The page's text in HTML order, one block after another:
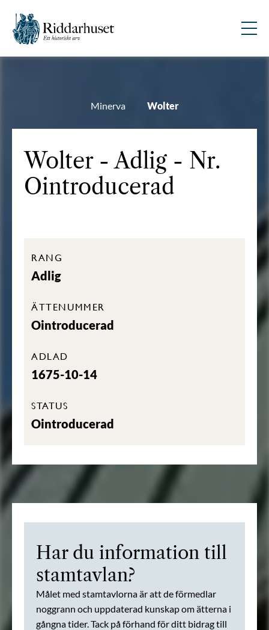
Minerva Wolter
Wolter - Adlig - Nr.
Ointroducerad
RANG
Adlig
ÄTTENUMMER
Ointroducerad
ADLAD
1675-10-14
STATUS
Ointroducerad
Har du information till
stamtavlan?
Målet med stamtavlorna är att de förmedlar
noggrann och uppdaterad kunskap om ätterna i
gångna tider. Tack på förhand för ditt bidrag till